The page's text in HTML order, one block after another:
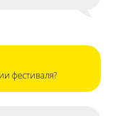
фестиваля?